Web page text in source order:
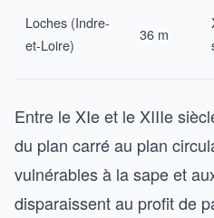
Loches (Indre-
et-Loire)
36 m
Entre le XIe et le XIIIe
du plan carré au plan
vulnérables à la sape et
disparaissent au profit de